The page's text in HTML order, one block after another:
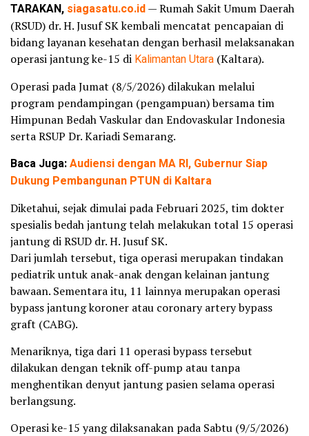
TARAKAN, siagasatu.co.id— Rumah Sakit Umum Daerah
(RSUD) dr. H. Jusuf SK kembali mencatat pencapaian di
bidang layanan kesehatan dengan berhasil melaksanakan
operasi jantung ke-15 di Kalimantan Utara (Kaltara).
Operasi pada Jumat (8/5/2026) dilakukan melalui
program pendampingan (pengampuan) bersama tim
Himpunan Bedah Vaskular dan Endovaskular Indonesia
serta RSUP Dr. Kariadi Semarang.
Baca Juga:Audiensi dengan MA RI, Gubernur Siap
Dukung Pembangunan PTUN di Kaltara
Diketahui, sejak dimulai pada Februari 2025, tim dokter
spesialis bedah jantung telah melakukan total 15 operasi
jantung di RSUD dr. H. Jusuf SK.
Dari jumlah tersebut, tiga operasi merupakan tindakan
pediatrik untuk anak-anak dengan kelainan jantung
bawaan. Sementara itu, 11 lainnya merupakan operasi
bypass jantung koroner atau coronary artery bypass
graft (CABG).
Menariknya, tiga dari 11 operasi bypass tersebut
dilakukan dengan teknik off-pump atau tanpa
menghentikan denyut jantung pasien selama operasi
berlangsung.
Operasi ke-15 yang dilaksanakan pada Sabtu (9/5/2026)